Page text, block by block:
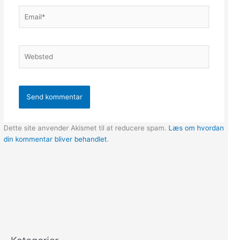
Dette site anvender Akismet til at reducere spam. Læs om hvordan
din kommentar bliver behandlet.